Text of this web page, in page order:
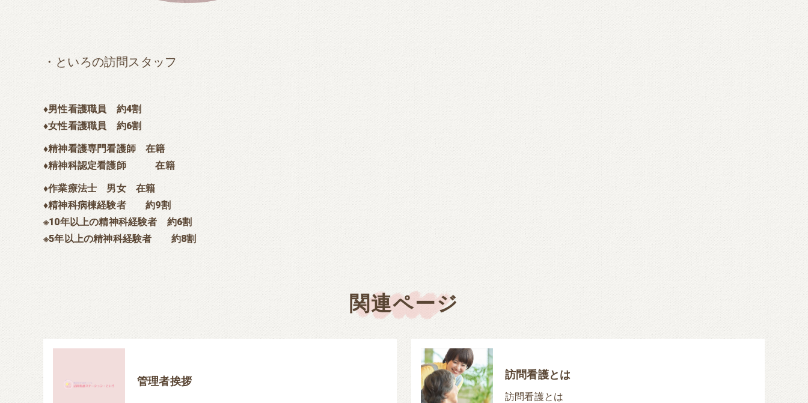
・といろの訪問スタッフ
♦男性看護職員 約4割
♦女性看護職員 約6割
♦精神看護専門看護師 在籍
♦精神科認定看護師 在籍
♦作業療法士 男女 在籍
♦精神科病棟経験者 約9割
※10年以上の精神科経験者 約6割
※5年以上の精神科経験者 約8割
関連ページ
管理者挨拶
訪問看護とは
訪問看護とは